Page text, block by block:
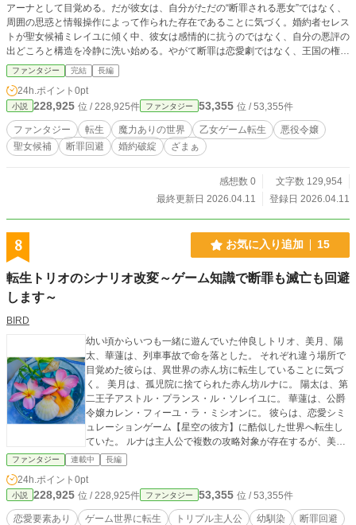
アーナとして目覚める。だが彼女は、自分がただの“断罪される悪女”ではなく、
周囲の思惑と情報操作によって作られた存在であることに気づく。婚約者セレス
トが聖女候補ミレイユに傾く中、彼女は感情的に抗うのではなく、自分の悪評の
出どころと構造を冷静に洗い始める。やがて断罪は恋愛劇ではなく、王国の権力
を揺るがす政治劇であると知り、彼女は“運命を回避する”のではなく、“舞台その
ものを奪い返す”決意を固める。
ファンタジー 完結 長編
24h.ポイント 0pt
小説 228,925 位 / 228,925件 ファンタジー 53,355 位 / 53,355件
ファンタジー 転生 魔力ありの世界 乙女ゲーム転生
悪役令嬢
聖女候補
断罪回避 婚約破綻 ざまぁ
感想数 0
文字数 129,954
最終更新日 2026.04.11
登録日 2026.04.11
8 お気に入り追加 15
転生トリオのシナリオ改変～ゲーム知識で断罪も滅亡も回避
します～
BIRD
幼い頃からいつも一緒に遊んでいた仲良しトリオ、美月、陽
太、華蓮は、列車事故で命を落とした。 それぞれ違う場所で
目覚めた彼らは、異世界の赤ん坊に転生していることに気づ
く。 美月は、孤児院に捨てられた赤ん坊ルナに。 陽太は、第
二王子アストル・プランス・ル・ソレイユに。 華蓮は、公爵
令嬢カレン・フィーユ・ラ・ミシオンに。 彼らは、恋愛シミ
ュレーションゲーム【星空の彼方】に酷似した世界へ転生し
ていた。 ルナは主人公で複数の攻略対象が存在するが、美月
はそれ以外の推しキャラと結ばれる未来を目指す。 アストル
は悲劇的な過去をもつ敵キャラだが、陽太は悲劇の回避を目
指す。 カレンは悪役令嬢キャラだが、華蓮は断罪回避を目指
す。 三人の視点で紡ぐ物語、それぞれ本来のシナリオとは異
なる未来を求めて、ゲーム知識を駆使して進んでいく。
ファンタジー 連載中 長編
24h.ポイント 0pt
小説 228,925 位 / 228,925件 ファンタジー 53,355 位 / 53,355件
恋愛要素あり ゲーム世界に転生 トリプル主人公 幼馴染
断罪回避